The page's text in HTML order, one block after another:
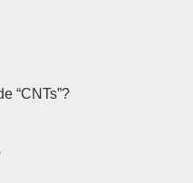
“CNTs”?